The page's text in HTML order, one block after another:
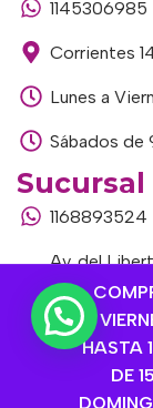
HASTA
DE
1145306985
Corrientes
Lunes a
Sábados de
1168893524
Av. del
Buenos
Lunes a
Sábados de